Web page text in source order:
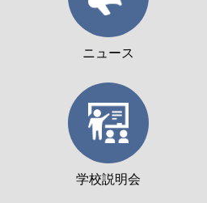
ニュース
学校説明会